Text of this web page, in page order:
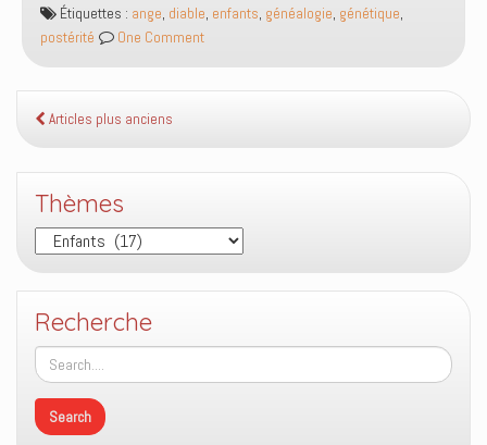
serpent
;
ou
reptilienne
Étiquettes : ange, diable, enfants, généalogie, génétique,
postérité
One Comment
Articles plus anciens
Thèmes
Thèmes
Recherche